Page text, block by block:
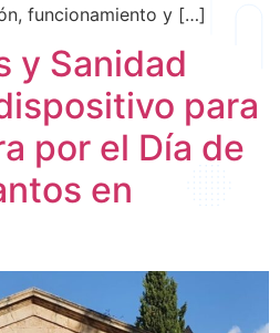
funcionamiento y […]
y Sanidad
para
por el Día de
en